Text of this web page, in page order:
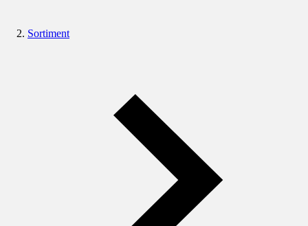
Sortiment